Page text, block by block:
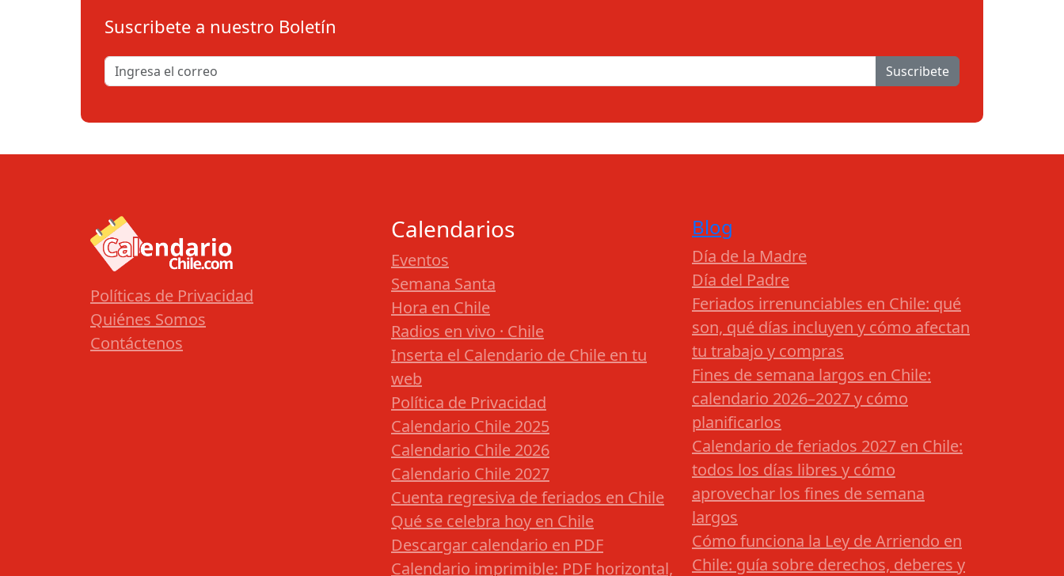
Suscribete a nuestro Boletín
Suscribete
Políticas de Privacidad
Quiénes Somos
Contáctenos
Calendarios
Eventos
Semana Santa
Hora en Chile
Radios en vivo · Chile
Inserta el Calendario de Chile en tu
web
Política de Privacidad
Calendario Chile 2025
Calendario Chile 2026
Calendario Chile 2027
Cuenta regresiva de feriados en Chile
Qué se celebra hoy en Chile
Descargar calendario en PDF
Calendario imprimible: PDF horizontal,
Blog
Día de la Madre
Día del Padre
Feriados irrenunciables en Chile: qué
son, qué días incluyen y cómo afectan
tu trabajo y compras
Fines de semana largos en Chile:
calendario 2026–2027 y cómo
planificarlos
Calendario de feriados 2027 en Chile:
todos los días libres y cómo
aprovechar los fines de semana
largos
Cómo funciona la Ley de Arriendo en
Chile: guía sobre derechos, deberes y